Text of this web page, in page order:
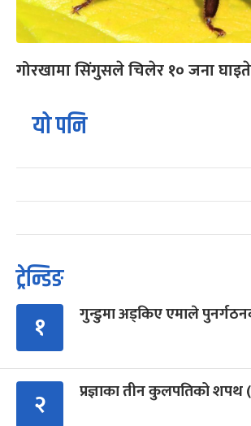
गोरखामा सिंगुसले चिलेर १० जना घाइते
यो पनि
ट्रेन्डिङ
१ गुन्डुमा अड्किए एमाले
२ प्रज्ञाका तीन कुलपतिको शपथ